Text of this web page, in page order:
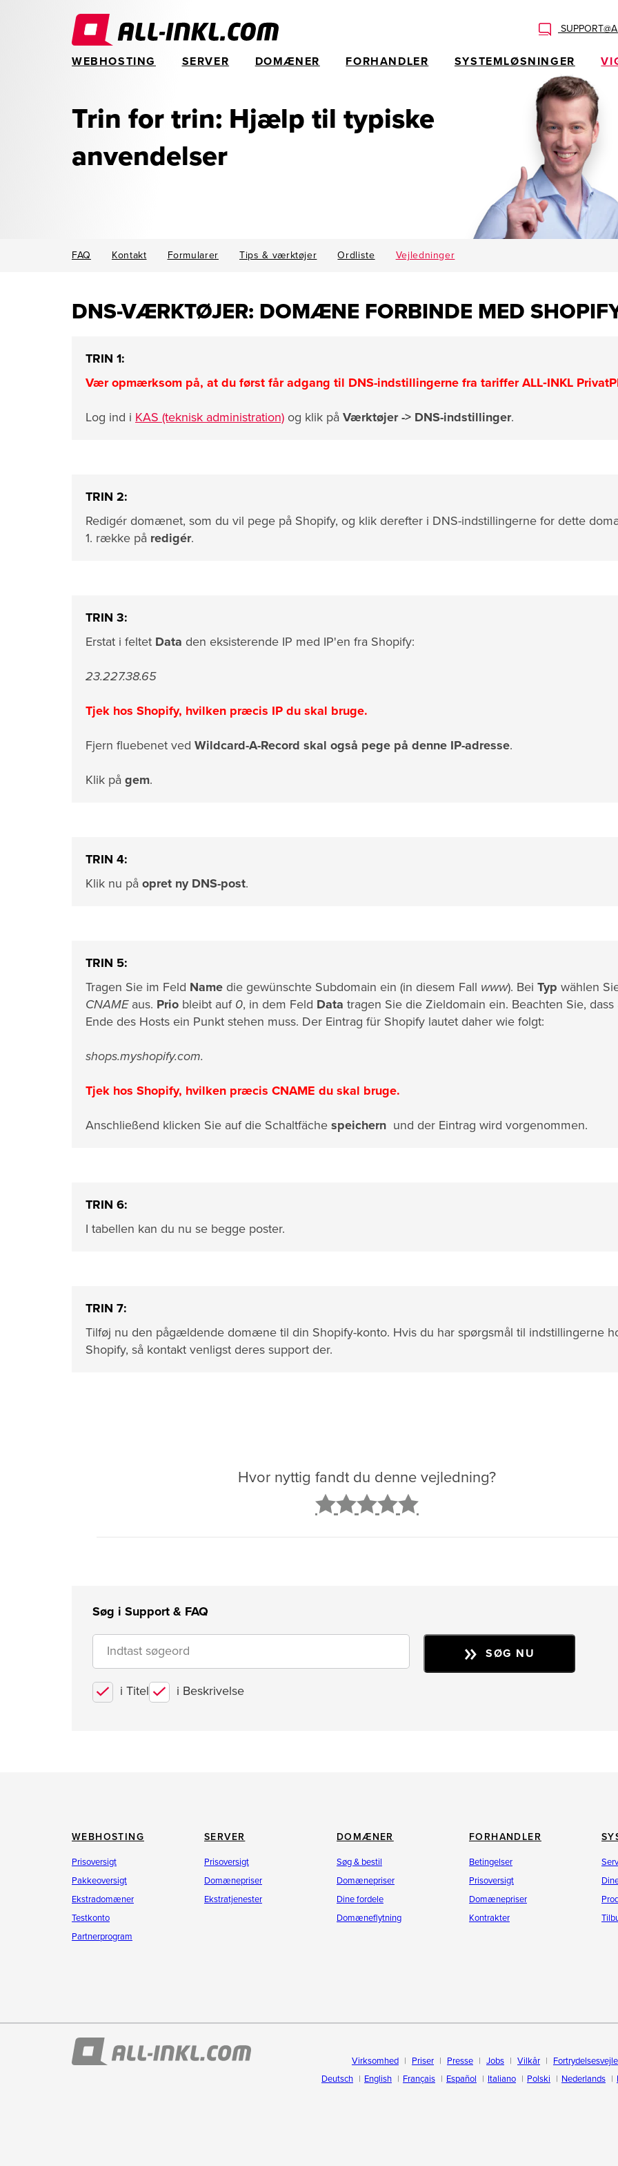
WEBHOSTING SERVER DOMÆNER FORHANDLER SYSTEMLØSNINGER
Trin for trin: Hjælp til typiske
anvendelser
FAQ Kontakt Formularer Tips & værktøjer Ordliste Vejledninger
DNS-VÆRKTØJER: DOMÆNE FORBINDE MED
TRIN 1:
Vær opmærksom på, at du først får adgang til DNS-indstillingerne fra tariffer ALL‑INKL
Log ind i KAS (teknisk administration) og klik på Værktøjer -> DNS-indstillinger.
TRIN 2:
Redigér domænet, som du vil pege på Shopify, og klik derefter i DNS-indstillingerne for dette
1. række på redigér.
TRIN 3:
Erstat i feltet Data den eksisterende IP med IP'en fra Shopify:
23.227.38.65
Tjek hos Shopify, hvilken præcis IP du skal bruge.
Fjern fluebenet ved Wildcard-A-Record skal også pege på denne IP-adresse.
Klik på gem.
TRIN 4:
Klik nu på opret ny DNS-post.
TRIN 5:
Tragen Sie im Feld Name die gewünschte Subdomain ein (in diesem Fall www). Bei Typ wählen
CNAMEaus. Prio bleibt auf 0, in dem Feld Data tragen Sie die Zieldomain ein. Beachten Sie, dass
Ende des Hosts ein Punkt stehen muss. Der Eintrag für Shopify lautet daher wie folgt:
shops.myshopify.com.
Tjek hos Shopify, hvilken præcis CNAME du skal bruge.
Anschließend klicken Sie auf die Schaltfäche speichern und der Eintrag wird vorgenommen.
TRIN 6:
I tabellen kan du nu se begge poster.
TRIN 7:
Tilføj nu den pågældende domæne til din Shopify-konto. Hvis du har spørgsmål til indstillingerne
Shopify, så kontakt venligst deres support der.
Hvor nyttig fandt du denne vejledning?
Søg i Support & FAQ
i Titel i Beskrivelse
SØG NU
WEBHOSTING
Prisoversigt
Pakkeoversigt
Ekstradomæner
Testkonto
Partnerprogram
SERVER
Prisoversigt
Domænepriser
Ekstratjenester
DOMÆNER
Søg & bestil
Domænepriser
Dine fordele
Domæneflytning
FORHANDLER
Betingelser
Prisoversigt
Domænepriser
Kontrakter
Virksomhed Priser Presse Jobs Vilkår
Deutsch
English Français Español Italiano Polski Nederlands